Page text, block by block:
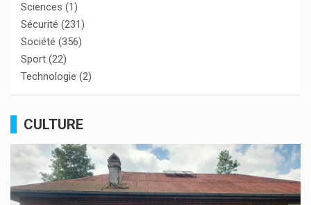
Sciences (1)
Sécurité (231)
Société (356)
Sport (22)
Technologie (2)
CULTURE